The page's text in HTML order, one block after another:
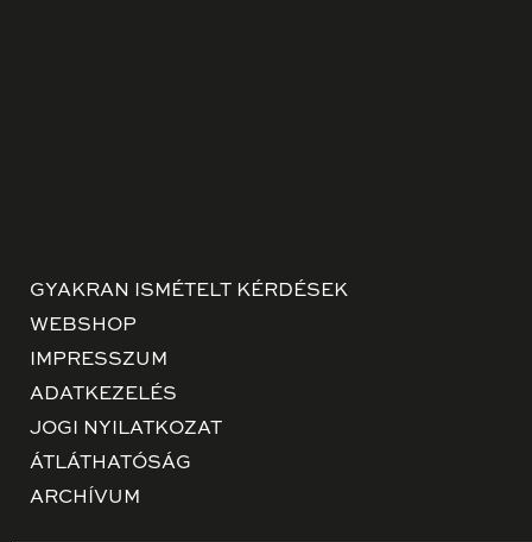
GYAKRAN ISMÉTELT KÉRDÉSEK
WEBSHOP
IMPRESSZUM
ADATKEZELÉS
JOGI NYILATKOZAT
ÁTLÁTHATÓSÁG
ARCHÍVUM